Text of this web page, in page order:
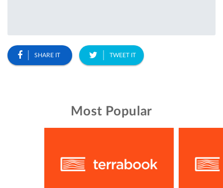
SHARE IT TWEET IT
Most Popular